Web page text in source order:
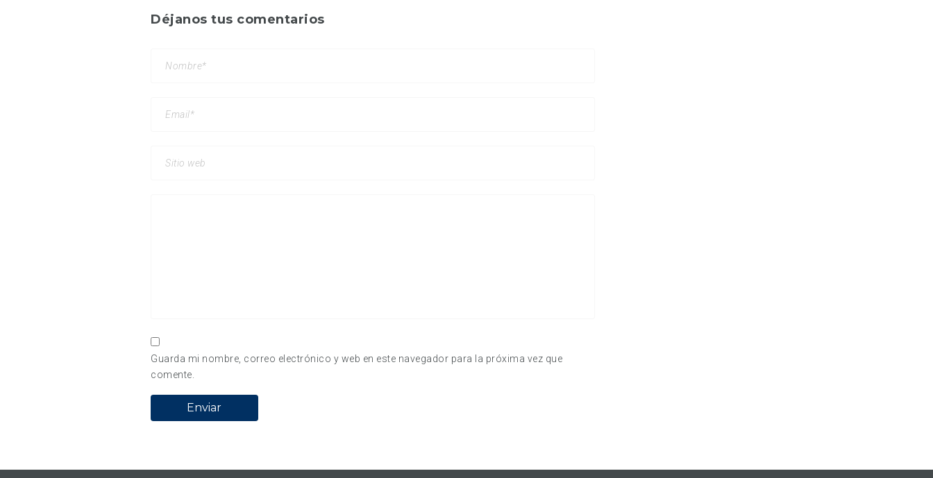
Déjanos tus comentarios
Guarda mi nombre, correo electrónico y web en este navegador para la próxima vez que
comente.